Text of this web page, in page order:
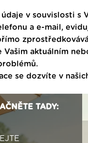
v souvislosti s
a e-mail,
Vašim aktuálním
se dozvíte v
TADY:
seženeme! ›